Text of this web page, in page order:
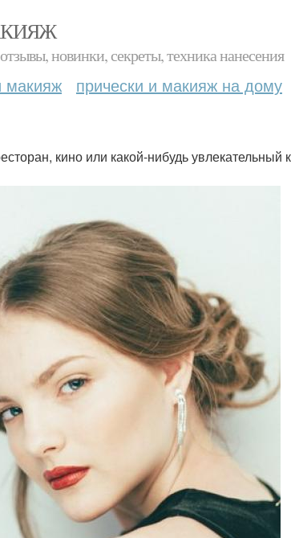
новинки, секреты, техника нанесения
макияж прически и макияж на дому
кино или какой-нибудь увлекательный